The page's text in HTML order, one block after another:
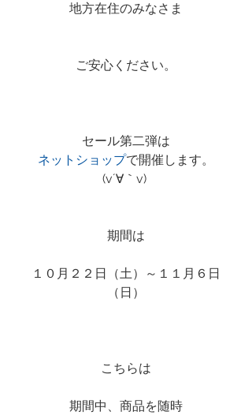
地方在住のみなさま
ご安心ください。
セール第二弾は
ネットショップで開催します。
(v´∀｀v)
期間は
１０月２２日（土）～１１月６日
（日）
こちらは
期間中、商品を随時